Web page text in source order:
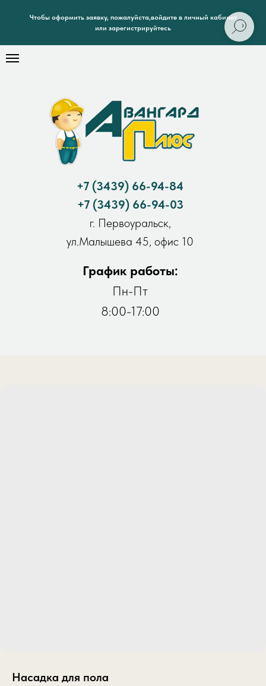
Чтобы оформить заявку, пожалуйста,войдите в личный кабинет
или зарегистрируйтесь
+7 (3439) 66-94-84
+7 (3439) 66-94-03
г. Первоуральск,
ул.Малышева 45, офис 10
График работы:
Пн-Пт
8:00-17:00
Насадка для пола